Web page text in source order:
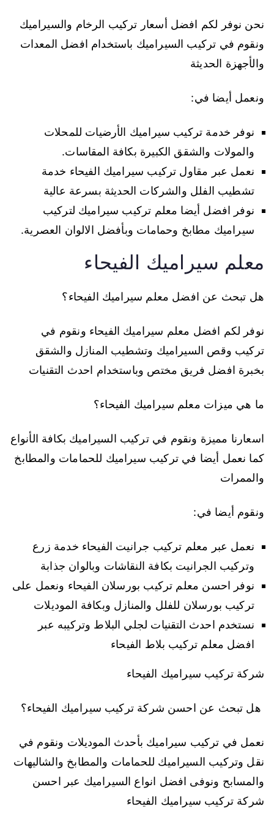
نحن نوفر لكم افضل أسعار تركيب الرخام والسيراميك
ونقوم في تركيب السيراميك باستخدام افضل المعدات
والأجهزة الحديثة
ونعمل أيضا في:
نوفر خدمة تركيب سيراميك الأرضيات للمحلات
والمولات والشقق الكبيرة بكافة المقاسات.
نعمل عبر مقاول تركيب سيراميك الفيحاء خدمة
تشطيب الفلل والشركات الحديثة بسرعة عالية
نوفر افضل أيضا معلم تركيب سيراميك لتركيب
سيراميك مطابخ وحمامات وبأفضل الالوان العصرية.
معلم سيراميك الفيحاء
هل تبحث عن افضل معلم سيراميك الفيحاء؟
نوفر لكم افضل معلم سيراميك الفيحاء ونقوم في
تركيب وقص السيراميك وتشطيب المنازل والشقق
بخبرة افضل فريق مختص وباستخدام احدث التقنيات
ما هي ميزات معلم سيراميك الفيحاء؟
اسعارنا مميزة ونقوم في تركيب السيراميك بكافة الأنواع
كما نعمل أيضا في تركيب سيراميك للحمامات والمطابخ
والممرات
ونقوم أيضا في:
نعمل عبر معلم تركيب جرانيت الفيحاء خدمة زرع
وتركيب الجرانيت بكافة النقاشات وبالوان جذابة
نوفر احسن معلم تركيب بورسلان الفيحاء ونعمل على
تركيب بورسلان للفلل والمنازل وبكافة الموديلات
نستخدم احدث التقنيات لجلي البلاط وتركيبه عبر
افضل معلم تركيب بلاط الفيحاء
شركة تركيب سيراميك الفيحاء
هل تبحث عن احسن شركة تركيب سيراميك الفيحاء؟
نعمل في تركيب سيراميك بأحدث الموديلات ونقوم في
نقل وتركيب السيراميك للحمامات والمطابخ والشاليهات
والمسابح ونوفى افضل انواع السيراميك عبر احسن
شركة تركيب سيراميك الفيحاء